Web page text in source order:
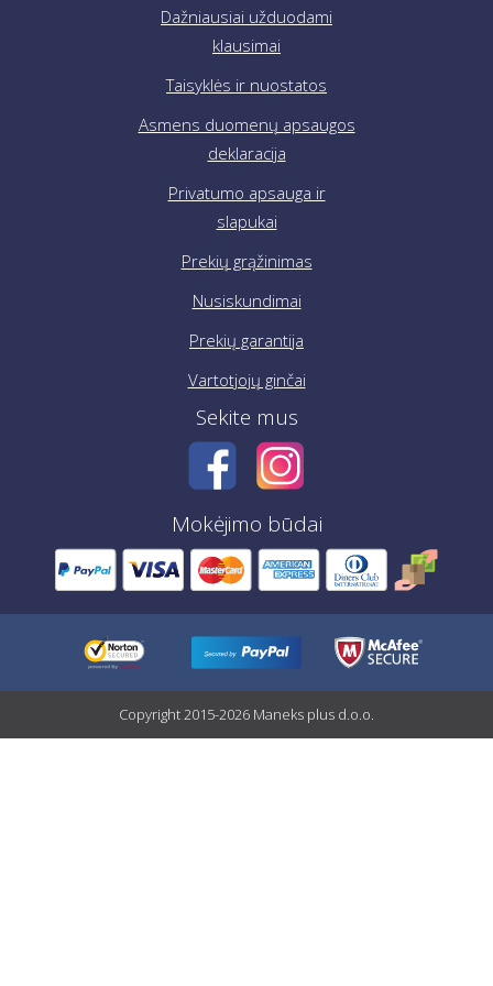
Dažniausiai užduodami
klausimai
Taisyklės ir nuostatos
Asmens duomenų apsaugos
deklaracija
Privatumo apsauga ir
slapukai
Prekių grąžinimas
Nusiskundimai
Prekių garantija
Vartotjojų ginčai
Sekite mus
Mokėjimo būdai
Copyright 2015-2026 Maneks plus d.o.o.